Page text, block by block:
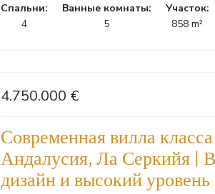
Cпальни:
4
Ванные комнаты:
5
Участок:
858 m²
4.750.000 €
Современная вилла
Андалусия, Ла Серкийя |
дизайн и высокий